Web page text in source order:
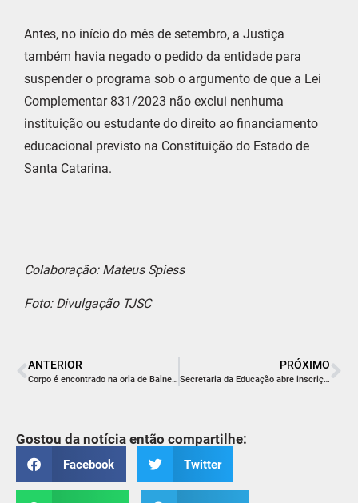
Antes, no início do mês de setembro, a Justiça
também havia negado o pedido da entidade para
suspender o programa sob o argumento de que a Lei
Complementar 831/2023 não exclui nenhuma
instituição ou estudante do direito ao financiamento
educacional previsto na Constituição do Estado de
Santa Catarina.
Colaboração: Mateus Spiess
Foto: Divulgação TJSC
ANTERIOR
Corpo é encontrado na orla de Balneário Rincão
PRÓXIMO
Secretaria da Educação abre inscrições para Concurso de Remoção 2024
Gostou da notícia então compartilhe:
Facebook Twitter